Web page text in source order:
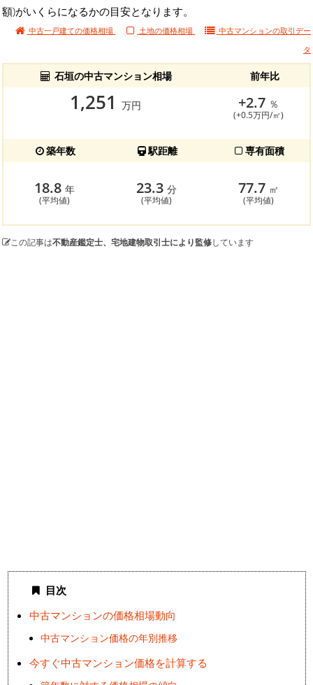
額)がいくらになるかの目安となります。
中古一戸建ての価格相場 土地の価格相場 中古マンションの取引デー
タ
石垣の中古マンション相場 前年比
1,251 万円 +2.7 ％
(+0.5万円/㎡)
築年数 駅距離 専有面積
18.8 年
(平均値)
23.3 分
(平均値)
77.7 ㎡
(平均値)
この記事は不動産鑑定士、宅地建物取引士により監修しています
目次
中古マンションの価格相場動向
中古マンション価格の年別推移
今すぐ中古マンション価格を計算する